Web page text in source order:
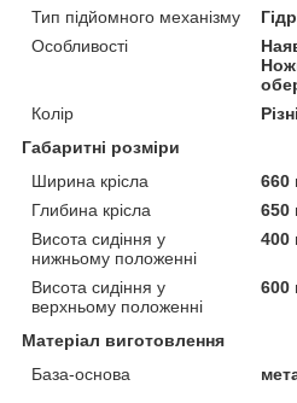
Тип підйомного механізму
Особливості
Колір
Габаритні розміри
Ширина крісла
660
Глибина крісла
650
Висота сидіння у
нижньому положенні
400
Висота сидіння у
верхньому положенні
600
Матеріал виготовлення
База-основа